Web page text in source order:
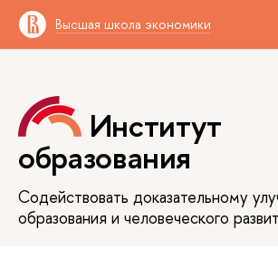
Высшая школа экономики
Институт
образования
Содействовать доказательному
образования и человеческого